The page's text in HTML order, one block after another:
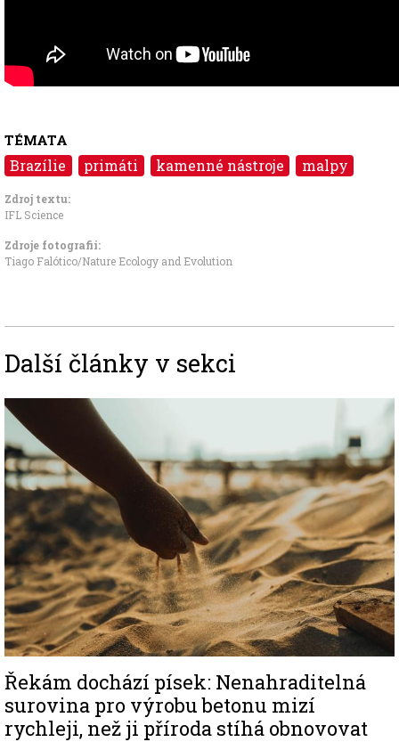
TÉMATA
Brazílie primáti kamenné nástroje malpy
Zdroj textu:
IFL Science
Zdroje fotografii:
Tiago Falótico/Nature Ecology and Evolution
Další články v sekci
Image
Řekám dochází písek: Nenahraditelná
surovina pro výrobu betonu mizí
rychleji, než ji příroda stíhá obnovovat